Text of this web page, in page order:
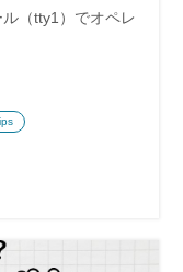
（tty1）でオペレ